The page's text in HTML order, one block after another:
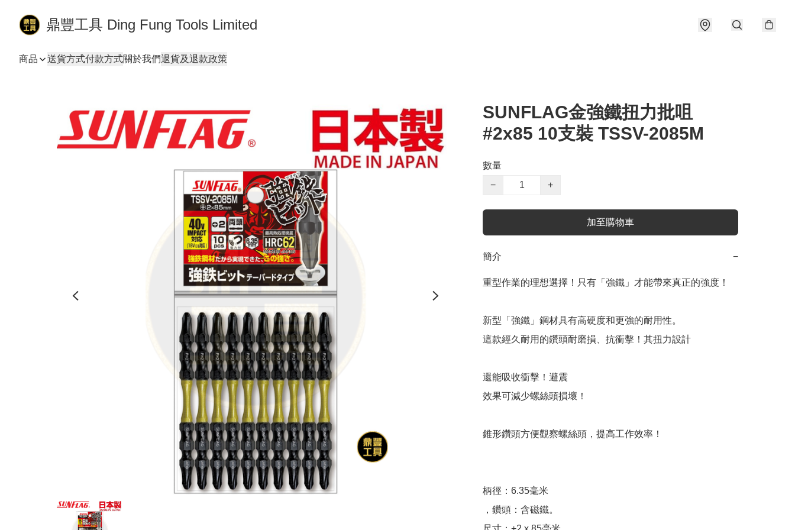
鼎豐工具 Ding Fung Tools Limited
商品 送貨方式付款方式關於我們退貨及退款政策
SUNFLAG金強鐵扭力批咀
#2x85 10支裝 TSSV-2085M
數量
−
+
加至購物車
簡介 −
重型作業的理想選擇！只有「強鐵」才能帶來真正的強度！
新型「強鐵」鋼材具有高硬度和更強的耐用性。
這款經久耐用的鑽頭耐磨損、抗衝擊！其扭力設計
還能吸收衝擊！避震
效果可減少螺絲頭損壞！
錐形鑽頭方便觀察螺絲頭，提高工作效率！
柄徑：6.35毫米
，鑽頭：含磁鐵。